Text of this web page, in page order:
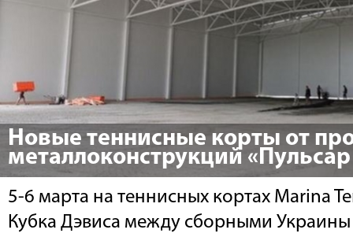
Новые теннисные корты от
металлоконструкций
5-6 марта на теннисных кортах Marina
Кубка Дэвиса между сборными